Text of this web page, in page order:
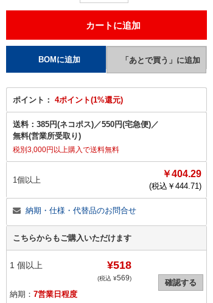
ポイント： 4ポイント(1%還元)
送料： 385円(ネコポス)／550円(宅急便)／
無料(営業所受取り)
税別3,000円以上購入で送料無料
1個以上
￥404.29
(税込￥ 444.71)
納期・仕様・代替品のお問合せ
こちらからもご購入いただけます
1 個以上 ¥518
(税込 ¥569)
納期： 7営業日程度
確認する